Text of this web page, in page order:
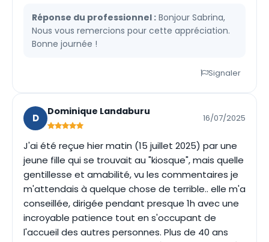
Réponse du professionnel : Bonjour Sabrina,
Nous vous remercions pour cette appréciation.
Bonne journée !
Signaler
D
Dominique Landaburu
16/07/2025
J'ai été reçue hier matin (15 juillet 2025) par une
jeune fille qui se trouvait au "kiosque", mais quelle
gentillesse et amabilité, vu les commentaires je
m'attendais à quelque chose de terrible.. elle m'a
conseillée, dirigée pendant presque 1h avec une
incroyable patience tout en s'occupant de
l'accueil des autres personnes. Plus de 40 ans